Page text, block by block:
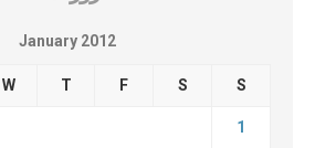
January 2012
W T F S S
1